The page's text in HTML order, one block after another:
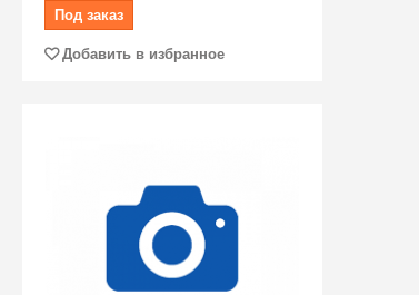
Под заказ
Добавить в избранное